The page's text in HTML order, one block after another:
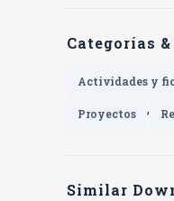
Categorías
Actividades y
Proyectos ,
Similar